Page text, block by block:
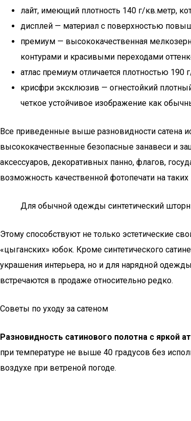
лайт, имеющий плотность 140 г/кв.метр,
дисплей — материал с поверхностью
премиум — высококачественная
контурами и красивыми переходами
атлас премиум отличается плотностью
крисфри эксклюзив — огнестойкий
четкое устойчивое изображение как
Все приведенные выше разновидности сатена
высококачественные безопасные занавеси и
аксессуаров, декоративных панно, флагов,
возможность качественной фотопечати на таких
Для обычной одежды синтетический
Этому способствуют не только эстетические
«цыганских» юбок. Кроме синтетического
украшения интерьера, но и для нарядной
встречаются в продаже относительно редко.
Советы по уходу за сатеном
Разновидность сатинового полотна с яркой
при температуре не выше 40 градусов без
воздухе при ветреной погоде.